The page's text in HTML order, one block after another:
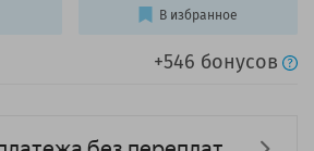
+546 бонусов
В избранное